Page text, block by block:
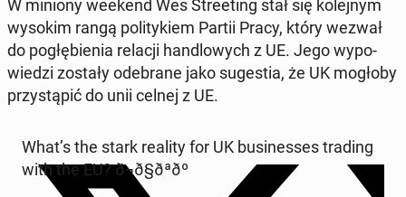
W miniony weekend Wes Stre­eting stał się ko­lej­nym
wysokim rangą po­li­ty­kiem Partii Pracy, który wezwał
do po­głę­bie­nia relacji han­dlo­wych z UE. Jego wy­po­
wie­dzi zostały ode­bra­ne jako su­ge­stia, że UK mogłoby
przy­stą­pić do unii celnej z UE.
What’s the stark reality for UK bu­si­nesses trading
with the EU? ð¬ð§ðªðº